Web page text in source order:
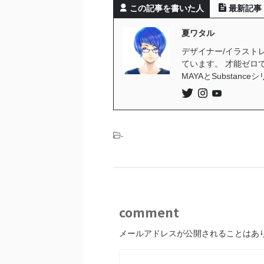
この記事を書いた人 最新記事
夏ワタル
デザイナー/イラスト
ています。 才能ゼロ
MAYAとSubstanceシ
-
comment
メールアドレスが公開されることはあ